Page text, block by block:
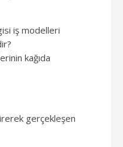
iş modelleri
kağıda
gerçekleşen